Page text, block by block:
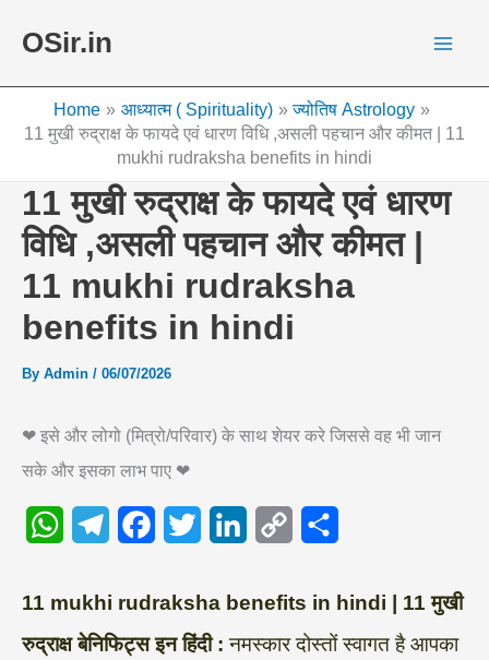
OSir.in
Home आध्यात्म ( Spirituality)
ज्योतिष Astrology
11 मुखी रुद्राक्ष के फायदे एवं धारण विधि ,असली पहचान और कीमत | 11
mukhi rudraksha benefits in hindi
11 मुखी रुद्राक्ष के फायदे एवं धारण
विधि ,असली पहचान और कीमत |
11 mukhi rudraksha
benefits in hindi
By Admin / 06/07/2026
❤ इसे और लोगो (मित्रो/परिवार) के साथ शेयर करे जिससे वह भी जान
सके और इसका लाभ पाए ❤
W
a
t
l
e
c
e
i
t
n
k
p
y
a
r
11 mukhi rudraksha benefits in hindi | 11 मुखी
रुद्राक्ष बेनिफिट्स इन हिंदी :नमस्कार दोस्तों स्वागत है आपका